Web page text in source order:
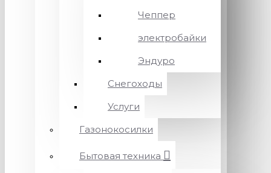
Чеппер
электробайки
Эндуро
Снегоходы
Услуги
Газонокосилки
Бытовая техника